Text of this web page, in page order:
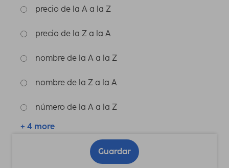
precio de la A a la Z
precio de la Z a la A
nombre de la A a la Z
nombre de la Z a la A
número de la A a la Z
+ 4 more
Guardar